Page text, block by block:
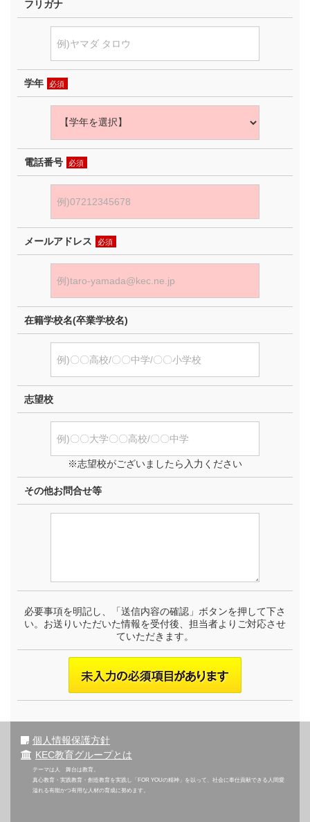
フリガナ
学年 必須
電話番号 必須
メールアドレス 必須
在籍学校名(卒業学校名)
志望校
※志望校がございましたら入力ください
その他お問合せ等
必要事項を明記し、「送信内容の確認」ボタンを押して下さ
い。お送りいただいた情報を受付後、担当者よりご対応させ
ていただきます。
個人情報保護方針
KEC教育グループとは
テーマは人 舞台は教育。
真心教育・実践教育・創造教育を実践し「FOR YOUの精神」を以って、社会に奉仕貢献できる人間愛
溢れる有能かつ有用な人材の育成に努めます。